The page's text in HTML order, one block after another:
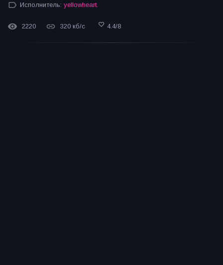
Исполнитель: yellowheart.
2220 320 кб/с 4.4/8